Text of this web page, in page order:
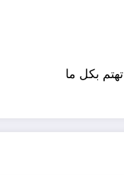
موقع سيارتك sayaratok تهتم بكل ما